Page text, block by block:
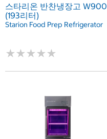
스타리온 반찬냉장고 W900
(193리터)
Starion Food Prep Refrigerator
★★★★★
★★★★★